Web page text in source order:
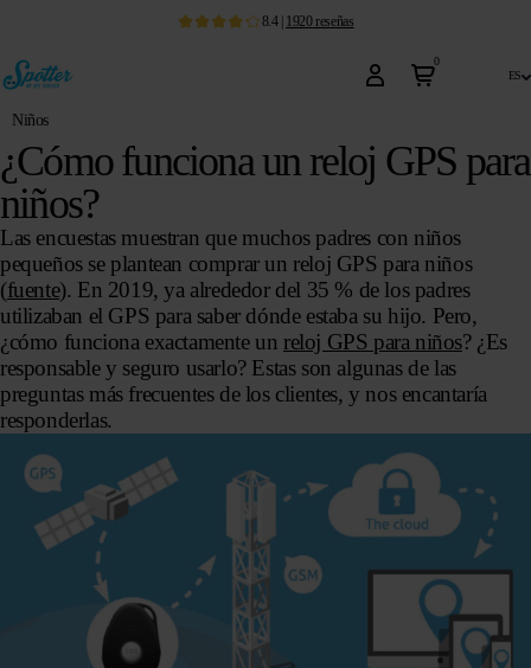
8.4| 1920 reseñas
0
es
Niños
¿Cómo funciona un reloj GPS para
niños?
Las encuestas muestran que muchos padres con niños
pequeños se plantean comprar un reloj GPS para niños
(fuente). En 2019, ya alrededor del 35 % de los padres
utilizaban el GPS para saber dónde estaba su hijo. Pero,
¿cómo funciona exactamente un reloj GPS para niños? ¿Es
responsable y seguro usarlo? Estas son algunas de las
preguntas más frecuentes de los clientes, y nos encantaría
responderlas.